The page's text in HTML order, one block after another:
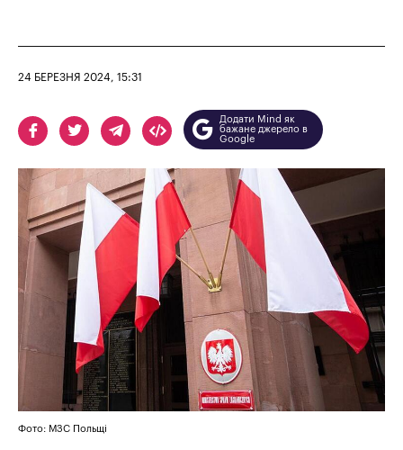
24 БЕРЕЗНЯ 2024, 15:31
Додати Mind як
бажане джерело в
Google
Фото: МЗС Польщі